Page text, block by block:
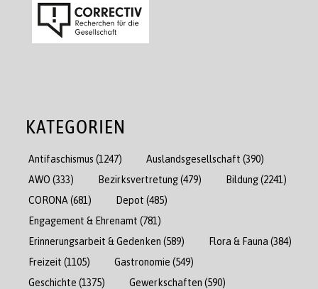
KATEGORIEN
Antifaschismus (1247) Auslandsgesellschaft (390)
AWO (333) Bezirksvertretung(479) Bildung(2241)
CORONA (681) Depot (485)
Engagement & Ehrenamt (781)
Erinnerungsarbeit & Gedenken (589) Flora & Fauna (384)
Freizeit (1105) Gastronomie (549)
Geschichte (1375) Gewerkschaften (590)